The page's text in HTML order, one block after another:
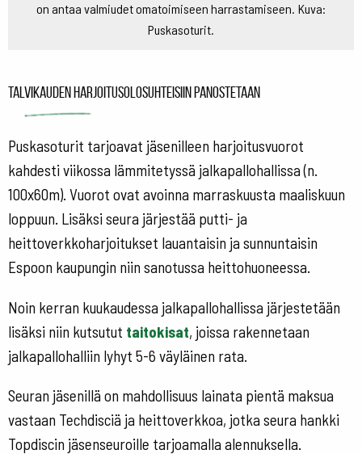
on antaa valmiudet omatoimiseen harrastamiseen. Kuva:
Puskasoturit.
Talvikauden harjoitusolosuhteisiin panostetaan
Puskasoturit tarjoavat jäsenilleen harjoitusvuorot
kahdesti viikossa lämmitetyssä jalkapallohallissa (n.
100x60m). Vuorot ovat avoinna marraskuusta maaliskuun
loppuun. Lisäksi seura järjestää putti- ja
heittoverkkoharjoitukset lauantaisin ja sunnuntaisin
Espoon kaupungin niin sanotussa heittohuoneessa.
Noin kerran kuukaudessa jalkapallohallissa järjestetään
lisäksi niin kutsutut taitokisat, joissa rakennetaan
jalkapallohalliin lyhyt 5-6 väyläinen rata.
Seuran jäsenillä on mahdollisuus lainata pientä maksua
vastaan Techdisciä ja heittoverkkoa, jotka seura hankki
Topdiscin jäsenseuroille tarjoamalla alennuksella.